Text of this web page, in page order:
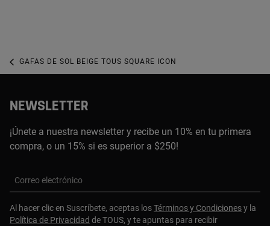
GAFAS DE SOL BEIGE TOUS SQUARE ICON
NEWSLETTER
¡Únete a nuestra newsletter y recibe un 10% en tu primera
compra, o un 15% si es superior a $250!
Correo electrónico
Al hacer clic en Suscríbete, aceptas losTérminos y Condicionesy la
Política de Privacidad de TOUS, y te apuntas para recibir